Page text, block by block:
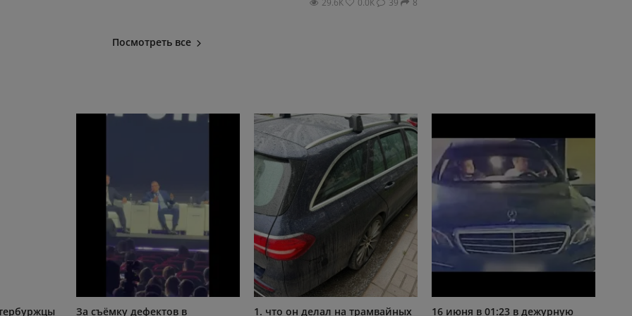
29.6К 0.0К 39 8
Посмотреть все
За съёмку дефектов в 1. что он делал на трамвайных 16 июня в 01:23 в дежурную